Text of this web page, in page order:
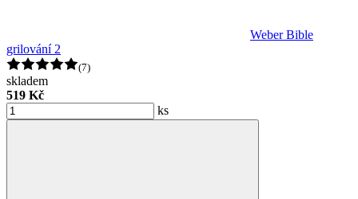
Weber Bible
grilování 2
(7)
skladem
519 Kč
ks